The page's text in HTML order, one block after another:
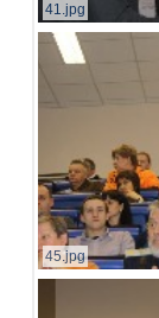
41.jpg
45.jpg